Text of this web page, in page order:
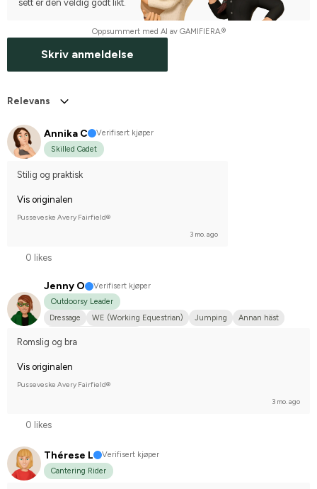
sett er den veldig godt likt.
Oppsummert med AI av GAMIFIERA.®
Skriv anmeldelse
Relevans
Annika C
Verifisert kjøper
Skilled Cadet
Stilig og praktisk
Vis originalen
Pusseveske Avery Fairfield®
3 mo. ago
0 likes
Jenny O
Verifisert kjøper
Outdoorsy Leader
Dressage
WE (Working Equestrian) Jumping
Annan häst
Romslig og bra
Vis originalen
Pusseveske Avery Fairfield®
3 mo. ago
0 likes
Thérese L
Verifisert kjøper
Cantering Rider